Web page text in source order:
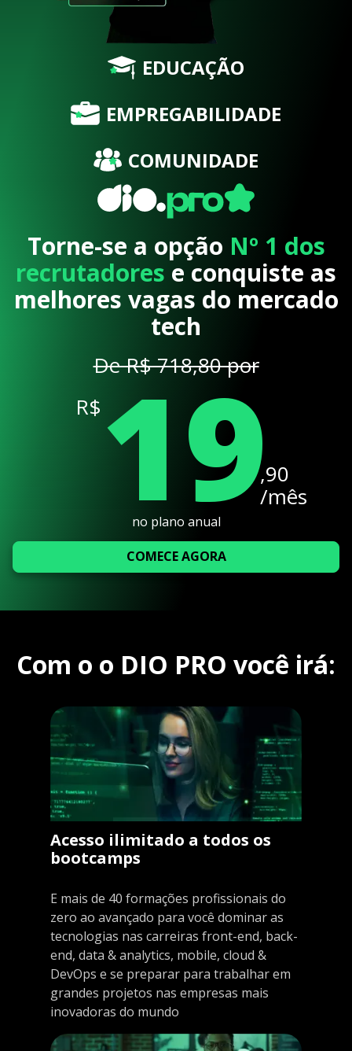
EDUCAÇÃO
EMPREGABILIDADE
COMUNIDADE
Torne-se a opção Nº 1 dos
recrutadores e conquiste as
melhores vagas do mercado
tech
De R$ 718,80 por
R$ 19,90
/mês
no plano anual
COMECE AGORA
Com o o DIO PRO você irá:
Acesso ilimitado a todos os
bootcamps
E mais de 40 formações profissionais do
zero ao avançado para você dominar as
tecnologias nas carreiras front-end, back-
end, data & analytics, mobile, cloud &
DevOps e se preparar para trabalhar em
grandes projetos nas empresas mais
inovadoras do mundo